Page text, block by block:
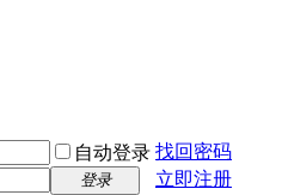
自动登录 找回密码
登录
立即注册